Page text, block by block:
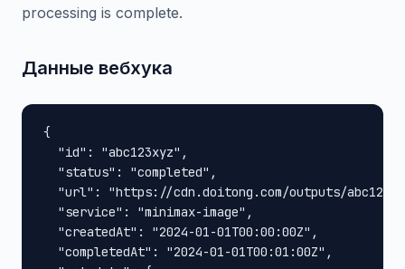
processing is complete.
Данные вебхука
{
  "id": "abc123xyz",
  "status": "completed",
"url": "https://cdn.doitong.com/outputs/
  "service": "minimax-image",
  "createdAt": "2024-01-01T00:00:00Z",
  "completedAt": "2024-01-01T00:01:00Z",